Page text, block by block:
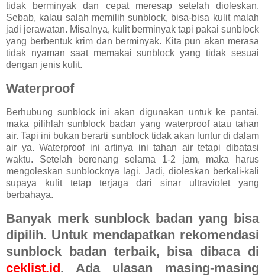
tidak berminyak dan cepat meresap setelah dioleskan.
Sebab, kalau salah memilih sunblock, bisa-bisa kulit malah
jadi jerawatan. Misalnya, kulit berminyak tapi pakai sunblock
yang berbentuk krim dan berminyak. Kita pun akan merasa
tidak nyaman saat memakai sunblock yang tidak sesuai
dengan jenis kulit.
Waterproof
Berhubung sunblock ini akan digunakan untuk ke pantai,
maka pilihlah sunblock badan yang waterproof atau tahan
air. Tapi ini bukan berarti sunblock tidak akan luntur di dalam
air ya. Waterproof ini artinya ini tahan air tetapi dibatasi
waktu. Setelah berenang selama 1-2 jam, maka harus
mengoleskan sunblocknya lagi. Jadi, dioleskan berkali-kali
supaya kulit tetap terjaga dari sinar ultraviolet yang
berbahaya.
Banyak merk sunblock badan yang bisa
dipilih. Untuk mendapatkan rekomendasi
sunblock badan terbaik, bisa dibaca di
ceklist.id. Ada ulasan masing-masing